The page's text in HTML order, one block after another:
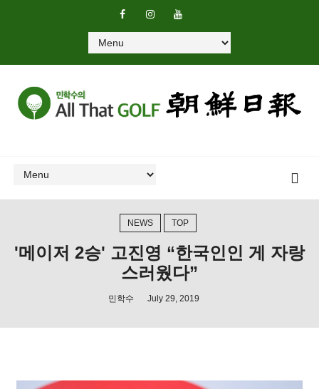
NEWS TOP
'메이저 2승' 고진영 “한국인인 게 자랑
스러웠다”
민학수 July 29, 2019